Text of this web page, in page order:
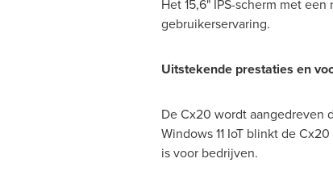
Het 15,6" IPS-scherm met
gebruikerservaring.
Uitstekende prestaties en
De Cx20 wordt aangedreven
Windows 11 IoT blinkt de
is voor bedrijven.